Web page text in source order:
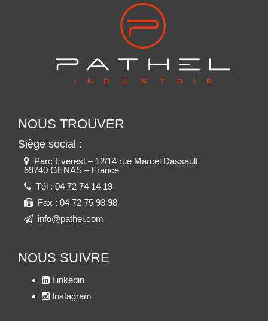
NOUS TROUVER
Siège social :
Parc Everest – 12/14 rue Marcel Dassault
69740 GENAS – France
Tél : 04 72 74 14 19
Fax : 04 72 75 93 98
info@pathel.com
NOUS SUIVRE
Linkedin
Instagram